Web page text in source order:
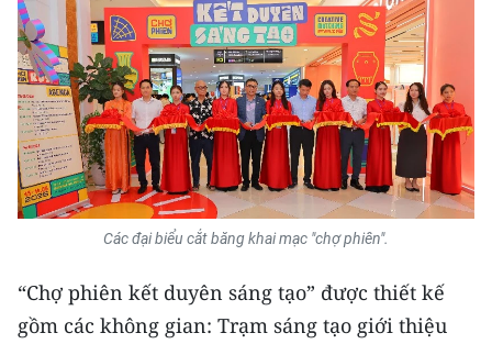
TIN MỚI
TIN ĐỊA PHƯƠNG
Trung du và miền núi phía Bắc
Đồng bằng sông Hồng
Bắc Trung Bộ
Duyên hải Nam Trung Bộ và Tây
Nguyên
Các đại biểu cắt băng khai mạc "chợ phiên".
“Chợ phiên kết duyên sáng tạo” được thiết kế
gồm các không gian: Trạm sáng tạo giới thiệu